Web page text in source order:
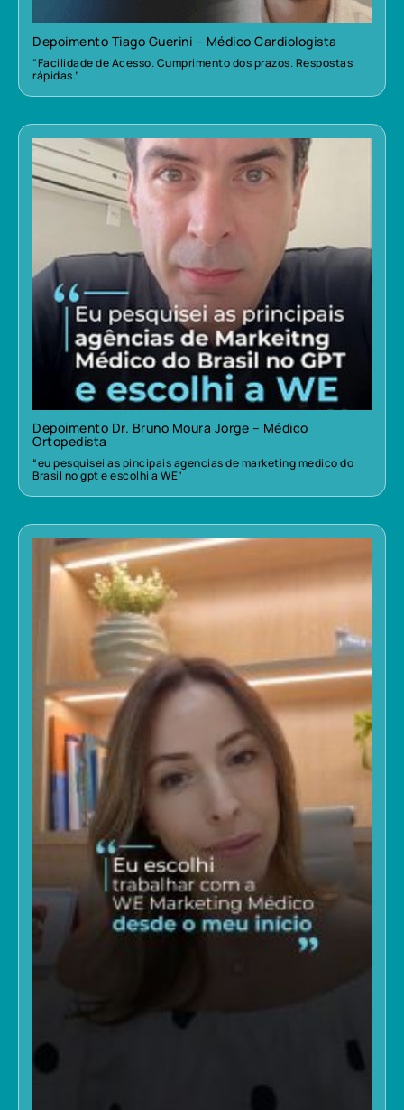
Depoimento Tiago Guerini – Médico Cardiologista
“Facilidade de Acesso. Cumprimento dos prazos. Respostas
rápidas.”
Depoimento Dr. Bruno Moura Jorge – Médico
Ortopedista
“eu pesquisei as pincipais agencias de marketing medico do
Brasil no gpt e escolhi a WE”